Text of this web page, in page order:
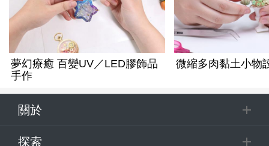
夢幻療癒 百變UV／LED膠飾品
手作
微縮多肉黏土小物
關於
探索